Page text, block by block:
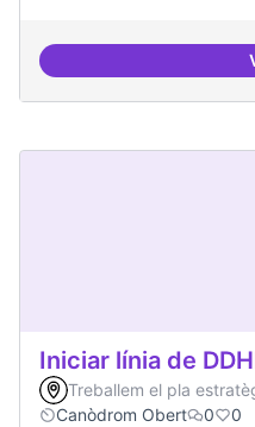
Iniciar línia de
Treballem el pla
Canòdrom Obert
0 0